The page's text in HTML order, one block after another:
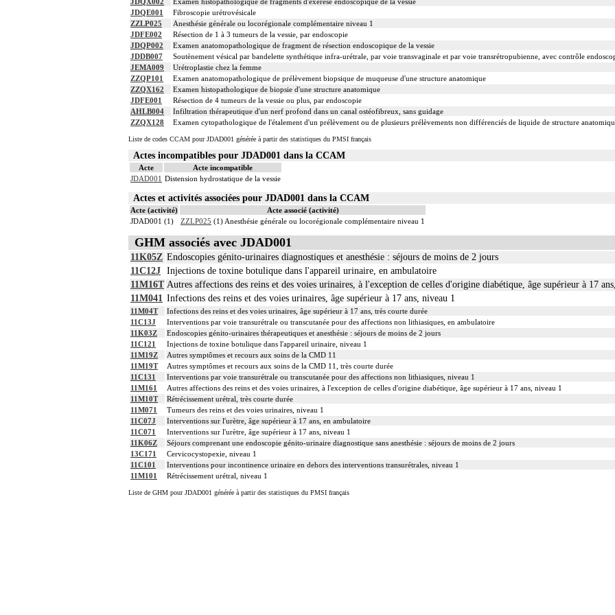
JDQE001
Fibroscopie urétrovésicale
ZZLP025
Anesthésie générale ou locorégionale complémentaire niveau 1
JDFE002
Résection de 1 à 3 tumeurs de la vessie, par endoscopie
JDQP002
Examen anatomopathologique de fragment de résection endoscopique de la vessie
JDDB007
Soutènement vésical par bandelette synthétique infra-urétrale, par voie transvaginale et par voie transrétropubienne, avec contrôle
JEMA009
Urétroplastie chez la femme
ZZQP101
Examen anatomopathologique de prélèvement biopsique de muqueuse d'une structure anatomique
ZZQX162
Examen histopathologique de biopsie d'une structure anatomique
JDFE001
Résection de 4 tumeurs de la vessie ou plus, par endoscopie
AHLB004
Infiltration thérapeutique d'un nerf profond dans un canal ostéofibreux, sans guidage
ZZQX128
Examen cytopathologique de l'étalement d'un prélèvement ou de plusieurs prélèvements non différenciés de liquide de structure
Liste de codes CCAM pour JDAD001 générée à partir des statistiques du PMSI français
Actes incompatibles pour JDAD001 dans la CCAM
Acte
Acte incompatible
JDAD001 Distension hydrostatique de la vessie
Actes et activités associées pour JDAD001 dans la CCAM
Acte (activité)
Acte associé (activité)
JDAD001 (1)
ZZLP025 (1) Anesthésie générale ou locorégionale complémentaire niveau 1
GHM associés avec JDAD001
11K05Z Endoscopies génito-urinaires diagnostiques et anesthésie : séjours de moins de 2 jours
11C12J Injections de toxine botulique dans l'appareil urinaire, en ambulatoire
11M16T Autres affections des reins et des voies urinaires, à l'exception de celles d'origine diabétique, âge supérieur à 17
11M041 Infections des reins et des voies urinaires, âge supérieur à 17 ans, niveau 1
11M04T
Infections des reins et des voies urinaires, âge supérieur à 17 ans, très courte durée
11C13J
Interventions par voie transurétrale ou transcutanée pour des affections non lithiasiques, en ambulatoire
11K03Z
Endoscopies génito-urinaires thérapeutiques et anesthésie : séjours de moins de 2 jours
11C121
Injections de toxine botulique dans l'appareil urinaire, niveau 1
11M19Z
Autres symptômes et recours aux soins de la CMD 11
11M19T
Autres symptômes et recours aux soins de la CMD 11, très courte durée
11C131
Interventions par voie transurétrale ou transcutanée pour des affections non lithiasiques, niveau 1
11M161
Autres affections des reins et des voies urinaires, à l'exception de celles d'origine diabétique, âge supérieur à 17 ans, niveau 1
11M10T
Rétrécissement urétral, très courte durée
11M071
Tumeurs des reins et des voies urinaires, niveau 1
11C07J
Interventions sur l'urètre, âge supérieur à 17 ans, en ambulatoire
11C071
Interventions sur l'urètre, âge supérieur à 17 ans, niveau 1
11K06Z
Séjours comprenant une endoscopie génito-urinaire diagnostique sans anesthésie : séjours de moins de 2 jours
13C171
Cervicocystopexie, niveau 1
11C101
Interventions pour incontinence urinaire en dehors des interventions transurétrales, niveau 1
11M101
Rétrécissement urétral, niveau 1
Liste de GHM pour JDAD001 générée à partir des statistiques du PMSI français